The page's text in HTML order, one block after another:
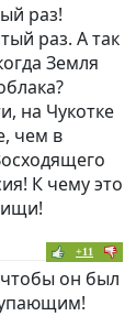
раз!
раз. А так
Земля
на Чукотке
чем в
К чему это
+11
он был